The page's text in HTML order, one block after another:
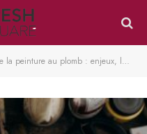
au plomb : enjeux, législation, dangers et alternatives sécurisées